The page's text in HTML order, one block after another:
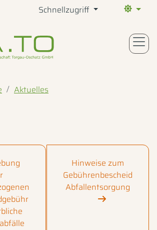
Schnellzugriff
Aktuelles
Hinweise zum
Gebührenbescheid
Abfallentsorgung